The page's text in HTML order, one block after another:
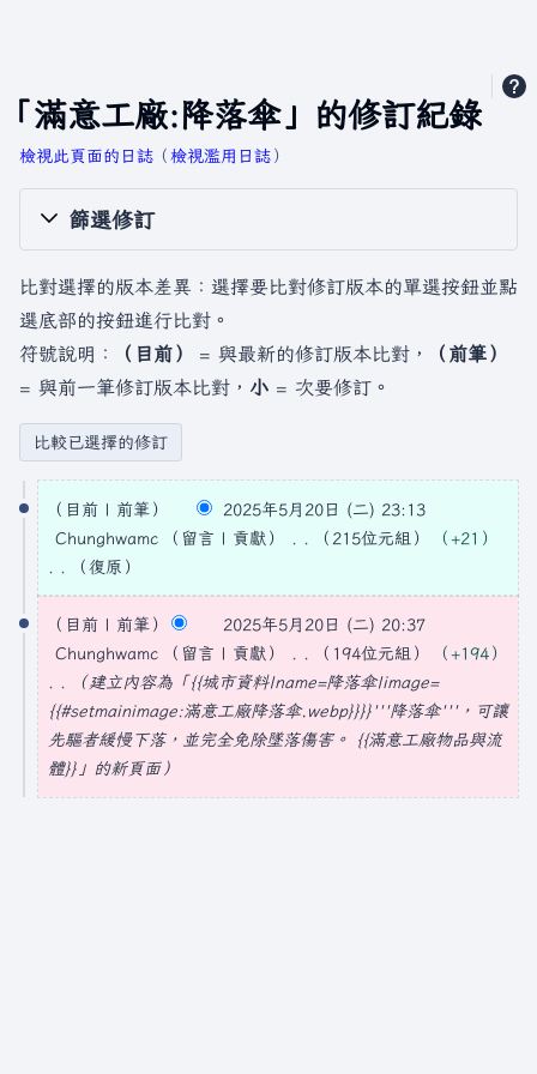
「滿意工廠:降落傘」的修訂紀錄
檢視此頁面的日誌 ​（檢視濫用日誌）
篩選修訂
比對選擇的版本差異：選擇要比對修訂版本的單選按鈕並點
選底部的按鈕進行比對。
符號說明：
（目前） = 與最新的修訂版本比對，
（前筆）
= 與前一筆修訂版本比對， 小 = 次要修訂。
2
年
月
日
目前 前筆
2025年5月20日 (二) 23:13
Chunghwamc
留言 貢獻 215位元組 +21
無
編
輯
要
復原
目前 前筆
2025年5月20日 (二) 20:37
Chunghwamc
留言 貢獻 194位元組
+194
建立內容為「{{城市資料|name=降落傘|image=
{{#setmainimage:滿意工廠降落傘.webp}}}}'''降落傘'''，可讓
先驅者緩慢下落，並完全免除墜落傷害。 {{滿意工廠物品與流
體}}」的新頁面